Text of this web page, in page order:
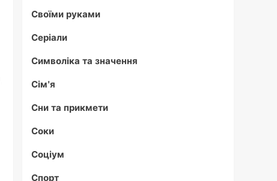
Своїми руками
Серіали
Символіка та значення
Сім'я
Сни та прикмети
Соки
Соціум
Спорт